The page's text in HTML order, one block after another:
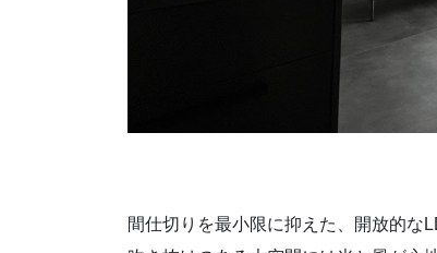
間仕切りを最小限に抑えた、開放的な